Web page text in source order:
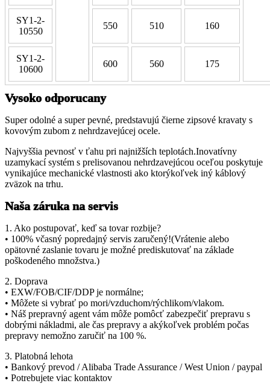
SY1-2-
10550
550 510 160
SY1-2-
10600
600 560 175
Vysoko odporucany
Super odolné a super pevné, predstavujú čierne zipsové kravaty s
kovovým zubom z nehrdzavejúcej ocele.
Najvyššia pevnosť v ťahu pri najnižších teplotách.Inovatívny
uzamykací systém s prelisovanou nehrdzavejúcou oceľou poskytuje
vynikajúce mechanické vlastnosti ako ktorýkoľvek iný káblový
zväzok na trhu.
Naša záruka na servis
1. Ako postupovať, keď sa tovar rozbije?
• 100% včasný popredajný servis zaručený!(Vrátenie alebo
opätovné zaslanie tovaru je možné prediskutovať na základe
poškodeného množstva.)
2. Doprava
• EXW/FOB/CIF/DDP je normálne;
• Môžete si vybrať po mori/vzduchom/rýchlikom/vlakom.
• Náš prepravný agent vám môže pomôcť zabezpečiť prepravu s
dobrými nákladmi, ale čas prepravy a akýkoľvek problém počas
prepravy nemožno zaručiť na 100 %.
3. Platobná lehota
• Bankový prevod / Alibaba Trade Assurance / West Union / paypal
• Potrebujete viac kontaktov